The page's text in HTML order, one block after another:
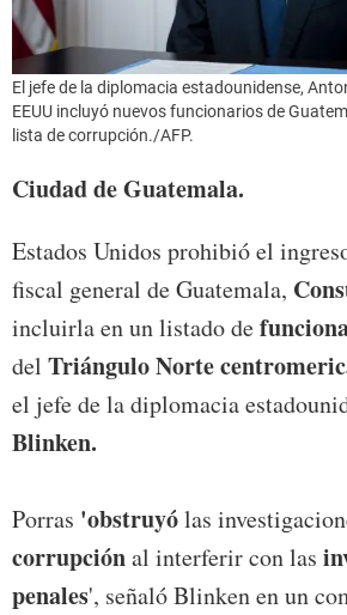
El jefe de la diplomacia estadounidense,
EEUU incluyó nuevos funcionarios de
lista de corrupción./AFP.
Ciudad de Guatemala.
Estados Unidos prohibió el
fiscal general de Guatemala,
incluirla en un listado de
del Triángulo Norte
el jefe de la diplomacia
Blinken.
Porras 'obstruyólas
corrupciónal interferir con las
penales', señaló Blinken en un